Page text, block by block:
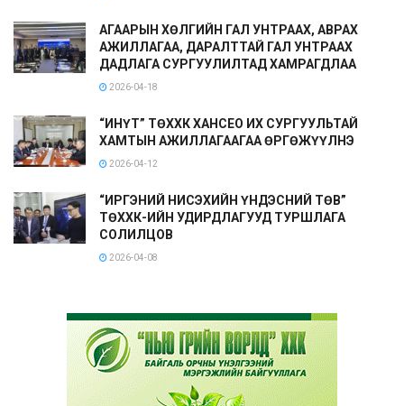
АГААРЫН ХӨЛГИЙН ГАЛ УНТРААХ, АВРАХ
АЖИЛЛАГАА, ДАРАЛТТАЙ ГАЛ УНТРААХ
ДАДЛАГА СУРГУУЛИЛТАД ХАМРАГДЛАА
2026-04-18
“ИНҮТ” ТӨХХК ХАНСЕО ИХ СУРГУУЛЬТАЙ
ХАМТЫН АЖИЛЛАГААГАА ӨРГӨЖҮҮЛНЭ
2026-04-12
“ИРГЭНИЙ НИСЭХИЙН ҮНДЭСНИЙ ТӨВ”
ТӨХХК-ИЙН УДИРДЛАГУУД ТУРШЛАГА
СОЛИЛЦОВ
2026-04-08